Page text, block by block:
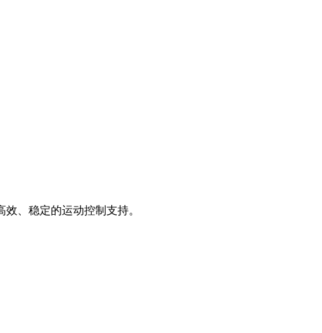
、稳定的运动控制支持。